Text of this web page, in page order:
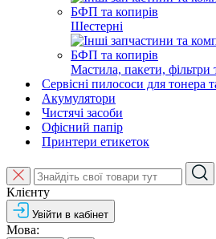
Шестерні
Мастила, пакети, фільтри
Сервісні пилососи для тонера
Акумулятори
Чистячі засоби
Офісний папір
Принтери етикеток
Клієнту
Увійти в кабінет
Мова: